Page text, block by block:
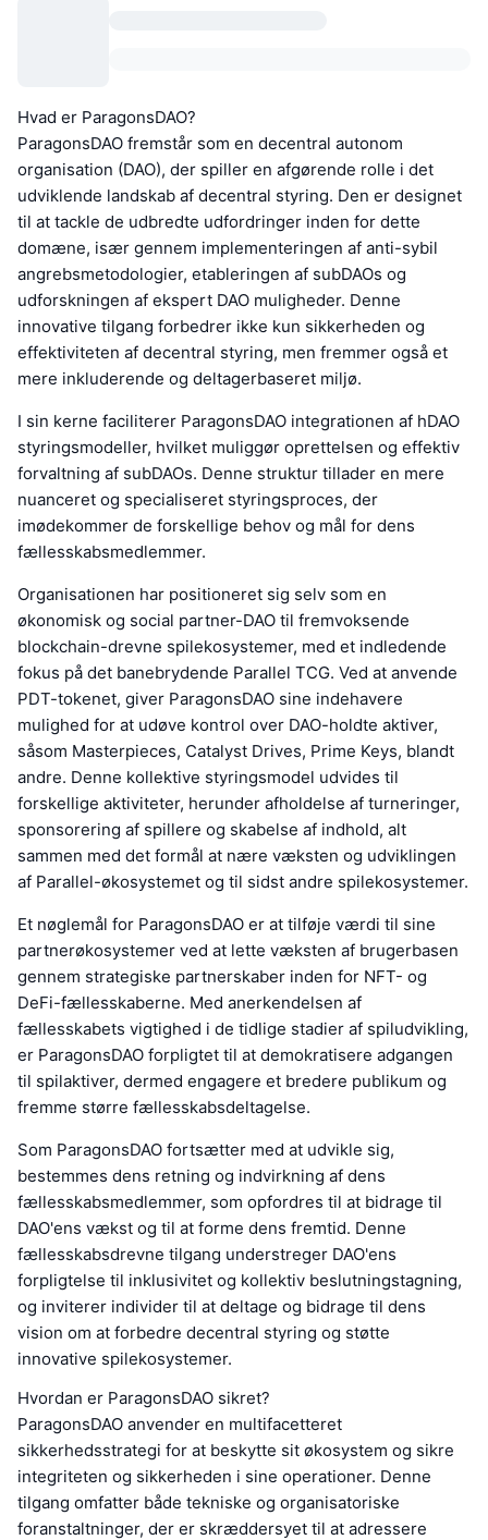
Hvad er ParagonsDAO?
ParagonsDAO fremstår som en decentral autonom
organisation (DAO), der spiller en afgørende rolle i det
udviklende landskab af decentral styring. Den er designet
til at tackle de udbredte udfordringer inden for dette
domæne, især gennem implementeringen af anti-sybil
angrebsmetodologier, etableringen af subDAOs og
udforskningen af ekspert DAO muligheder. Denne
innovative tilgang forbedrer ikke kun sikkerheden og
effektiviteten af decentral styring, men fremmer også et
mere inkluderende og deltagerbaseret miljø.
I sin kerne faciliterer ParagonsDAO integrationen af hDAO
styringsmodeller, hvilket muliggør oprettelsen og effektiv
forvaltning af subDAOs. Denne struktur tillader en mere
nuanceret og specialiseret styringsproces, der
imødekommer de forskellige behov og mål for dens
fællesskabsmedlemmer.
Organisationen har positioneret sig selv som en
økonomisk og social partner-DAO til fremvoksende
blockchain-drevne spilekosystemer, med et indledende
fokus på det banebrydende Parallel TCG. Ved at anvende
PDT-tokenet, giver ParagonsDAO sine indehavere
mulighed for at udøve kontrol over DAO-holdte aktiver,
såsom Masterpieces, Catalyst Drives, Prime Keys, blandt
andre. Denne kollektive styringsmodel udvides til
forskellige aktiviteter, herunder afholdelse af turneringer,
sponsorering af spillere og skabelse af indhold, alt
sammen med det formål at nære væksten og udviklingen
af Parallel-økosystemet og til sidst andre spilekosystemer.
Et nøglemål for ParagonsDAO er at tilføje værdi til sine
partnerøkosystemer ved at lette væksten af brugerbasen
gennem strategiske partnerskaber inden for NFT- og
DeFi-fællesskaberne. Med anerkendelsen af
fællesskabets vigtighed i de tidlige stadier af spiludvikling,
er ParagonsDAO forpligtet til at demokratisere adgangen
til spilaktiver, dermed engagere et bredere publikum og
fremme større fællesskabsdeltagelse.
Som ParagonsDAO fortsætter med at udvikle sig,
bestemmes dens retning og indvirkning af dens
fællesskabsmedlemmer, som opfordres til at bidrage til
DAO'ens vækst og til at forme dens fremtid. Denne
fællesskabsdrevne tilgang understreger DAO'ens
forpligtelse til inklusivitet og kollektiv beslutningstagning,
og inviterer individer til at deltage og bidrage til dens
vision om at forbedre decentral styring og støtte
innovative spilekosystemer.
Hvordan er ParagonsDAO sikret?
ParagonsDAO anvender en multifacetteret
sikkerhedsstrategi for at beskytte sit økosystem og sikre
integriteten og sikkerheden i sine operationer. Denne
tilgang omfatter både tekniske og organisatoriske
foranstaltninger, der er skræddersyet til at adressere